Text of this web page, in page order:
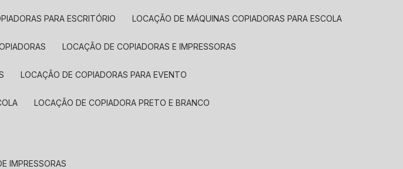
PARA ESCRITÓRIO LOCAÇÃO DE MÁQUINAS COPIADORAS PARA ESCOLA
LOCAÇÃO DE COPIADORAS E IMPRESSORAS
LOCAÇÃO DE COPIADORAS PARA EVENTO
LOCAÇÃO DE COPIADORA PRETO E BRANCO
IMPRESSORAS